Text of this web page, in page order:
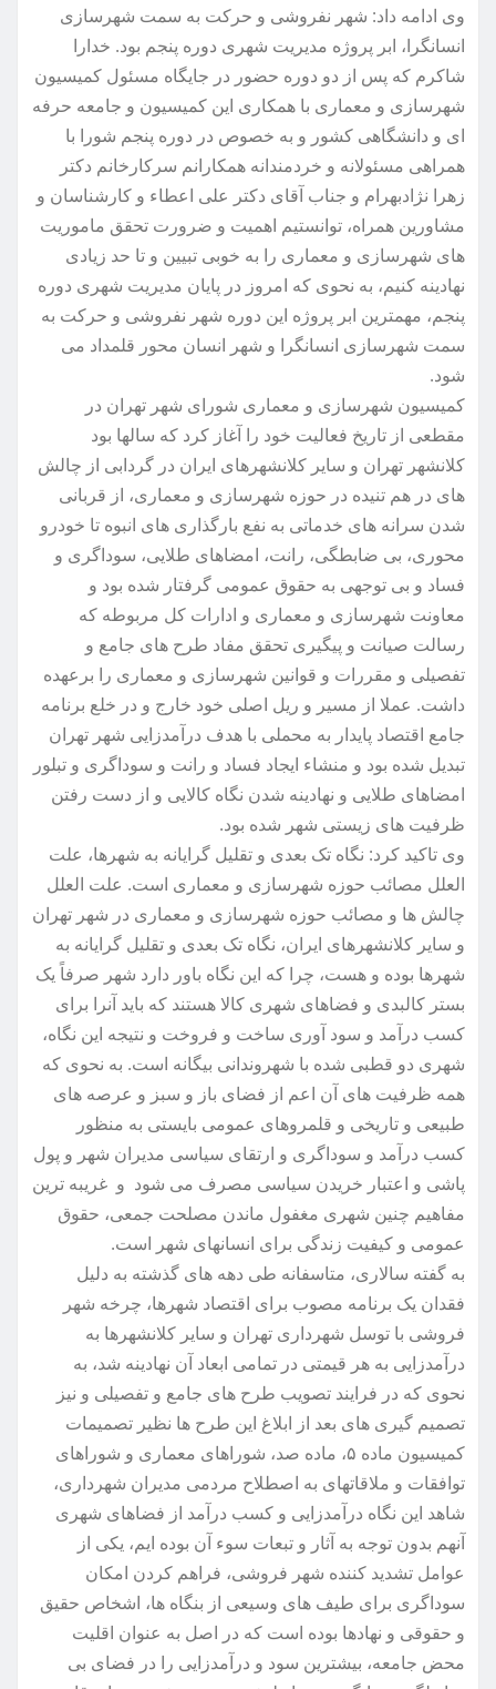
وی ادامه داد: شهر نفروشی و حرکت به سمت شهرسازی
انسانگرا، ابر پروژه مدیریت شهری دوره پنجم بود. خدارا
شاکرم که پس از دو دوره حضور در جایگاه مسئول کمیسیون
شهرسازی و معماری با همکاری این کمیسیون و جامعه حرفه
ای و دانشگاهی کشور و به خصوص در دوره پنجم شورا با
همراهی مسئولانه و خردمندانه همکارانم سرکارخانم دکتر
زهرا نژادبهرام و جناب آقای دکتر علی اعطاء و کارشناسان و
مشاورین همراه، توانستیم اهمیت و ضرورت تحقق ماموریت
های شهرسازی و معماری را به خوبی تبیین و تا حد زیادی
نهادینه کنیم، به نحوی که امروز در پایان مدیریت شهری دوره
پنجم، مهمترین ابر پروژه این دوره شهر نفروشی و حرکت به
سمت شهرسازی انسانگرا و شهر انسان محور قلمداد می
شود.
کمیسیون شهرسازی و معماری شورای شهر تهران در
مقطعی از تاریخ فعالیت خود را آغاز کرد که سالها بود
کلانشهر تهران و سایر کلانشهرهای ایران در گردابی از چالش
های در هم تنیده در حوزه شهرسازی و معماری، از قربانی
شدن سرانه های خدماتی به نفع بارگذاری های انبوه تا خودرو
محوری، بی ضابطگی، رانت، امضاهای طلایی، سوداگری و
فساد و بی توجهی به حقوق عمومی گرفتار شده بود و
معاونت شهرسازی و معماری و ادارات کل مربوطه که
رسالت صیانت و پیگیری تحقق مفاد طرح های جامع و
تفصیلی و مقررات و قوانین شهرسازی و معماری را برعهده
داشت. عملا از مسیر و ریل اصلی خود خارج و در خلع برنامه
جامع اقتصاد پایدار به محملی با هدف درآمدزایی شهر تهران
تبدیل شده بود و منشاء ایجاد فساد و رانت و سوداگری و تبلور
امضاهای طلایی و نهادینه شدن نگاه کالایی و از دست رفتن
ظرفیت های زیستی شهر شده بود.
وی تاکید کرد: نگاه تک بعدی و تقلیل گرایانه به شهرها، علت
العلل مصائب حوزه شهرسازی و معماری است. علت العلل
چالش ها و مصائب حوزه شهرسازی و معماری در شهر تهران
و سایر کلانشهرهای ایران، نگاه تک بعدی و تقلیل گرایانه به
شهرها بوده و هست، چرا که این نگاه باور دارد شهر صرفاً یک
بستر کالبدی و فضاهای شهری کالا هستند که باید آنرا برای
کسب درآمد و سود آوری ساخت و فروخت و نتیجه این نگاه،
شهری دو قطبی شده با شهروندانی بیگانه است. به نحوی که
همه ظرفیت های آن اعم از فضای باز و سبز و عرصه های
طبیعی و تاریخی و قلمروهای عمومی بایستی به منظور
کسب درآمد و سوداگری و ارتقای سیاسی مدیران شهر و پول
پاشی و اعتبار خریدن سیاسی مصرف می شود و غریبه ترین
مفاهیم چنین شهری مغفول ماندن مصلحت جمعی، حقوق
عمومی و کیفیت زندگی برای انسانهای شهر است.
به گفته سالاری، متاسفانه طی دهه های گذشته به دلیل
فقدان یک برنامه مصوب برای اقتصاد شهرها، چرخه شهر
فروشی با توسل شهرداری تهران و سایر کلانشهرها به
درآمدزایی به هر قیمتی در تمامی ابعاد آن نهادینه شد، به
نحوی که در فرایند تصویب طرح های جامع و تفصیلی و نیز
تصمیم گیری های بعد از ابلاغ این طرح ها نظیر تصمیمات
کمیسیون ماده ۵، ماده صد، شوراهای معماری و شوراهای
توافقات و ملاقاتهای به اصطلاح مردمی مدیران شهرداری،
شاهد این نگاه درآمدزایی و کسب درآمد از فضاهای شهری
آنهم بدون توجه به آثار و تبعات سوء آن بوده ایم، یکی از
عوامل تشدید کننده شهر فروشی، فراهم کردن امکان
سوداگری برای طیف های وسیعی از بنگاه ها، اشخاص حقیق
و حقوقی و نهادها بوده است که در اصل به عنوان اقلیت
محض جامعه، بیشترین سود و درآمدزایی را در فضای بی